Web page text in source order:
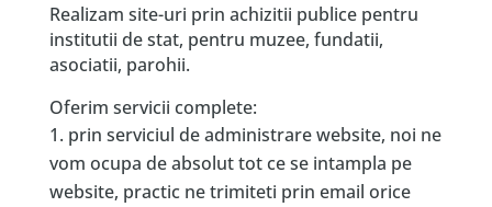
Realizam site-uri prin achizitii publice pentru
institutii de stat, pentru muzee, fundatii,
asociatii, parohii.
Oferim servicii complete:
prin serviciul de administrare website, noi ne
vom ocupa de absolut tot ce se intampla pe
website, practic ne trimiteti prin email orice